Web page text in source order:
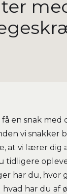
en snak med
vi snakker
at vi lærer dig
tidligere
har du, hvor
har du af